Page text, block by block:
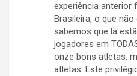
experiência anterior
Brasileira, o que
sabemos que lá
jogadores em
onze bons atletas,
atletas. Este